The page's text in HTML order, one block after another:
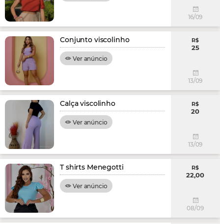
16/09
Conjunto viscolinho
Ver anúncio
R$
25
13/09
Calça viscolinho
Ver anúncio
R$
20
13/09
T shirts Menegotti
Ver anúncio
R$
22,00
08/09